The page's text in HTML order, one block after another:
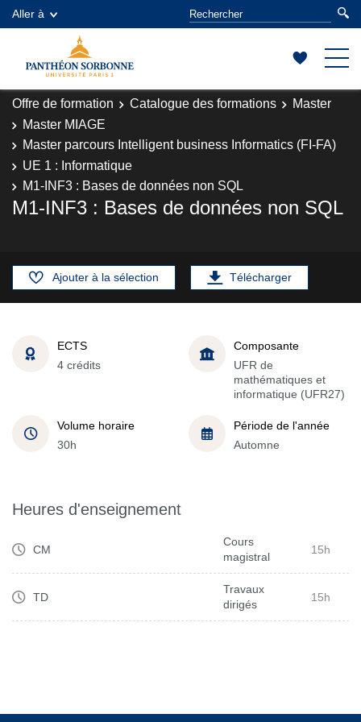
Aller à
Offre de formation Catalogue des formations
Master
Master MIAGE
Master parcours Intelligent business Informatics (FI-FA)
UE 1 : Informatique
M1-INF3 : Bases de données non SQL
M1-INF3 : Bases de données non SQL
Ajouter à la sélection Télécharger
ECTS
4 crédits
Composante
UFR de
mathématiques et
informatique (UFR27)
Volume horaire
30h
Période de l'année
Automne
Heures d'enseignement
CM
Cours
magistral
15h
TD
Travaux
dirigés
15h